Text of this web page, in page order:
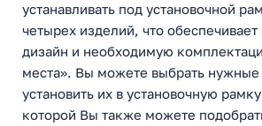
устанавливать под установочной
четырех изделий, что
дизайн и необходимую
места». Вы можете выбрать
установить их в установочную
которой Вы также можете